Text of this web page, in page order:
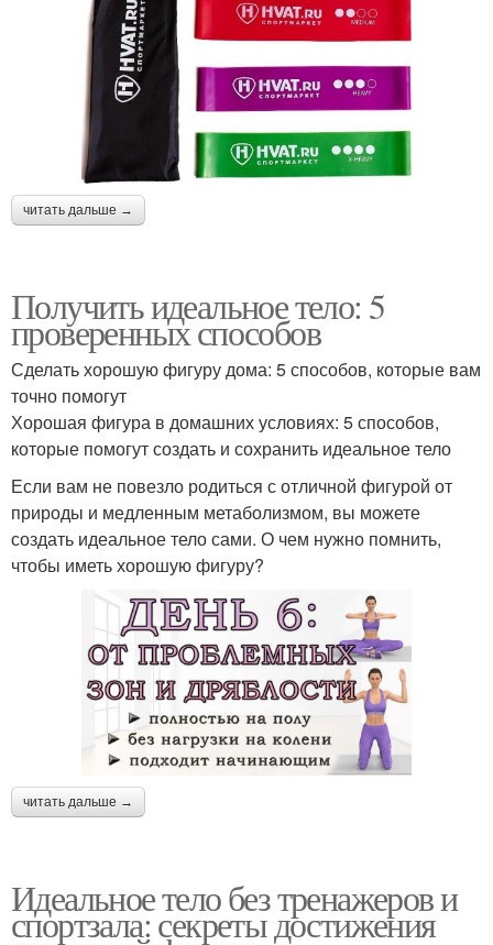
читать дальше →
Получить идеальное тело: 5
проверенных способов
Сделать хорошую фигуру дома: 5 способов, которые вам
точно помогут
Хорошая фигура в домашних условиях: 5 способов,
которые помогут создать и сохранить идеальное тело
Если вам не повезло родиться с отличной фигурой от
природы и медленным метаболизмом, вы можете
создать идеальное тело сами. О чем нужно помнить,
чтобы иметь хорошую фигуру?
читать дальше →
Идеальное тело без тренажеров и
спортзала: секреты достижения